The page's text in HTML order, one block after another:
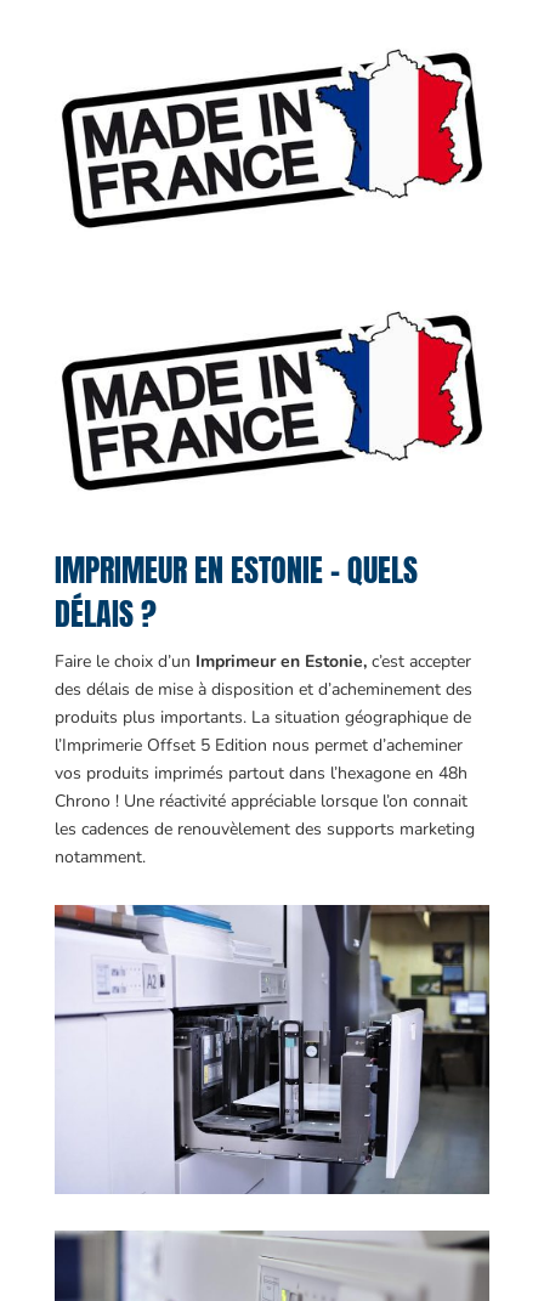
IMPRIMEUR EN ESTONIE – QUELS
DÉLAIS ?
Faire le choix d’un Imprimeur en Estonie,c’est accepter
des délais de mise à disposition et d’acheminement des
produits plus importants. La situation géographique de
l’Imprimerie Offset 5 Edition nous permet d’acheminer
vos produits imprimés partout dans l’hexagone en 48h
Chrono ! Une réactivité appréciable lorsque l’on connait
les cadences de renouvèlement des supports marketing
notamment.